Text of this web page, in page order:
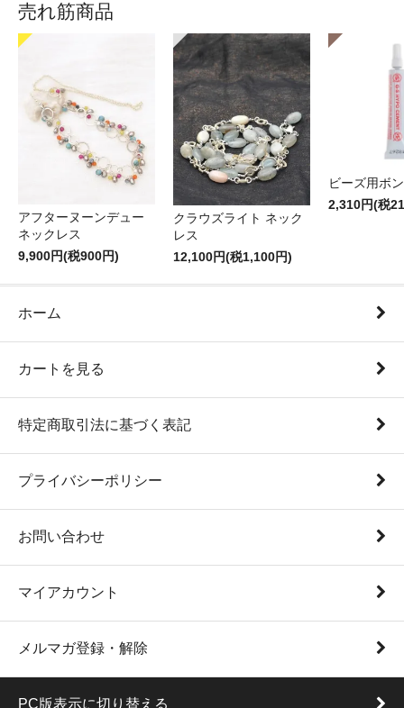
売れ筋商品
アフターヌーンデュー
ネックレス
9,900円(税900円)
クラウズライト ネック
レス
12,100円(税1,100円)
ビーズ用ボ
2,310円(税
ホーム
カートを見る
特定商取引法に基づく表記
プライバシーポリシー
お問い合わせ
マイアカウント
メルマガ登録・解除
PC版表示に切り替える